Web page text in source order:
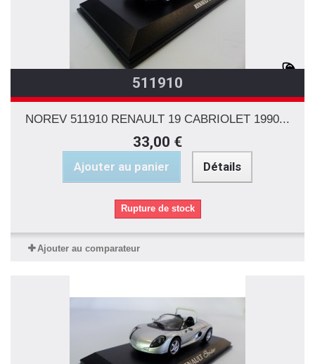
511910
NOREV 511910 RENAULT 19 CABRIOLET 1990...
33,00 €
Ajouter au panier Détails
Rupture de stock
Ajouter au comparateur